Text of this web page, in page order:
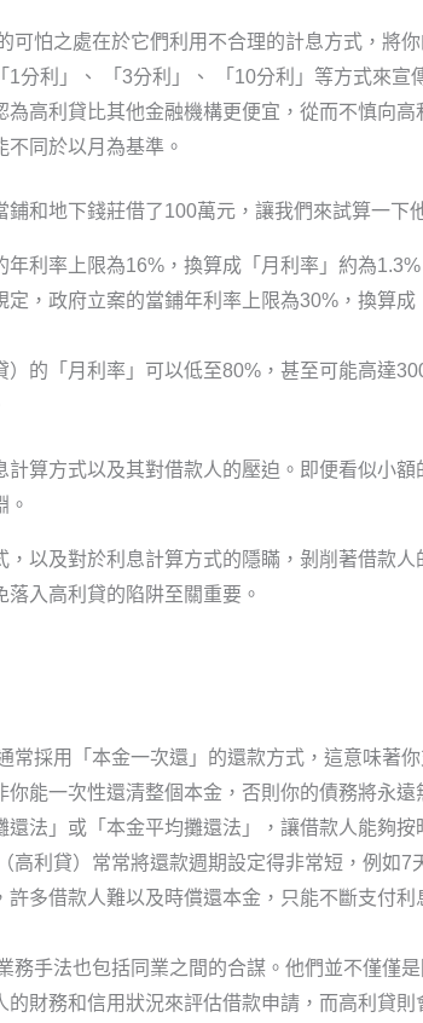
可怕之處在於它們利用不合理的計息方式，將
分利」、 「3分利」、 「10分利」等方式來宣
為高利貸比其他金融機構更便宜，從而不慎向
同於以月為基準。
和地下錢莊借了100萬元，讓我們來試算一下
利率上限為16%，換算成「月利率」約為
定，政府立案的當鋪年利率上限為30%，換算
）的「月利率」可以低至80%，甚至可能高達
算方式以及其對借款人的壓迫。即便看似小
。
以及對於利息計算方式的隱瞞，剝削著借款
入高利貸的陷阱至關重要。
常採用「本金一次還」的還款方式，這意味著
你能一次性還清整個本金，否則你的債務將永
法」或「本金平均攤還法」，讓借款人能夠按
高利貸）常常將還款週期設定得非常短，例如
多借款人難以及時償還本金，只能不斷支付
務手法也包括同業之間的合謀。他們並不僅僅
的財務和信用狀況來評估借款申請，而高利貸